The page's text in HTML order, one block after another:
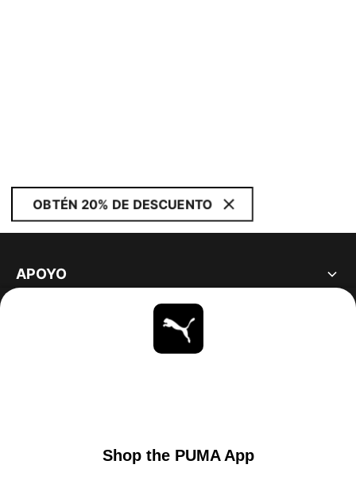
OBTÉN 20% DE DESCUENTO
APOYO